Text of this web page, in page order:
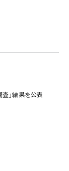
」結果を公表